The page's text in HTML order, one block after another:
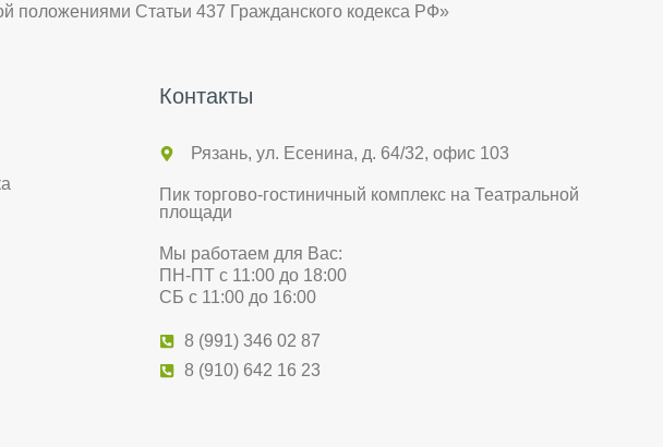
положениями Статьи 437 Гражданского кодекса РФ»
Контакты
Рязань, ул. Есенина, д. 64/32, офис 103
Пик торгово-гостиничный комплекс на Театральной
площади
Мы работаем для Вас:
ПН-ПТ с 11:00 до 18:00
СБ с 11:00 до 16:00
8 (991) 346 02 87
8 (910) 642 16 23